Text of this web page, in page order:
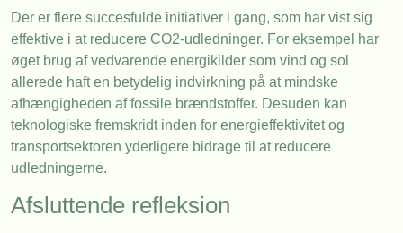
Der er flere succesfulde initiativer i gang, som har vist sig
effektive i at reducere CO2-udledninger. For eksempel har
øget brug af vedvarende energikilder som vind og sol
allerede haft en betydelig indvirkning på at mindske
afhængigheden af fossile brændstoffer. Desuden kan
teknologiske fremskridt inden for energieffektivitet og
transportsektoren yderligere bidrage til at reducere
udledningerne.
Afsluttende refleksion